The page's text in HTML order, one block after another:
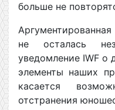
больше не
не осталась
уведомление IWF о
элементы наших
касается
отстранения